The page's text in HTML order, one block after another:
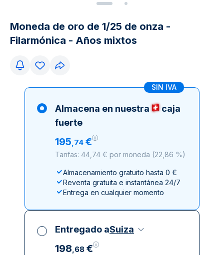
Moneda de oro de 1/25 de onza -
Filarmónica - Años mixtos
SIN IVA
Almacena en nuestra
caja
fuerte
195,74 €
Tarifas: 44,74 € por moneda (22,86 %)
Almacenamiento gratuito hasta 0 €
Reventa gratuita e instantánea 24/7
Entrega en cualquier momento
Entregado aSuiza
198,68 €